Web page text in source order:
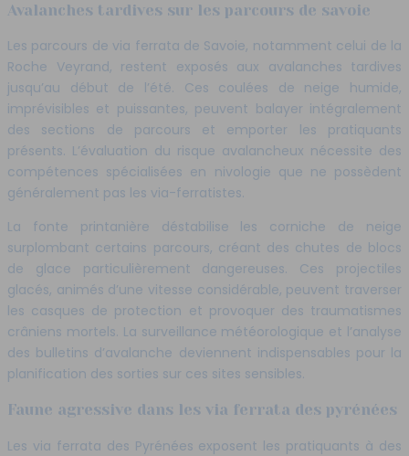
Avalanches tardives sur les parcours de savoie
Les parcours de via ferrata de Savoie, notamment celui de la
Roche Veyrand, restent exposés aux avalanches tardives
jusqu’au début de l’été. Ces coulées de neige humide,
imprévisibles et puissantes, peuvent balayer intégralement
des sections de parcours et emporter les pratiquants
présents. L’évaluation du risque avalancheux nécessite des
compétences spécialisées en nivologie que ne possèdent
généralement pas les via-ferratistes.
La fonte printanière déstabilise les corniche de neige
surplombant certains parcours, créant des chutes de blocs
de glace particulièrement dangereuses. Ces projectiles
glacés, animés d’une vitesse considérable, peuvent traverser
les casques de protection et provoquer des traumatismes
crâniens mortels. La surveillance météorologique et l’analyse
des bulletins d’avalanche deviennent indispensables pour la
planification des sorties sur ces sites sensibles.
Faune agressive dans les via ferrata des pyrénées
Les via ferrata des Pyrénées exposent les pratiquants à des